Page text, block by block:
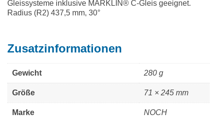
Gleissysteme inklusive MÄRKLIN® C-Gleis geeignet.
Radius (R2) 437,5 mm, 30°
Zusatzinformationen
Gewicht 280 g
Größe 71 × 245 mm
Marke NOCH